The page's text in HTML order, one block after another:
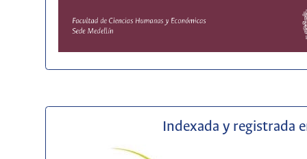
Indexada y registrada